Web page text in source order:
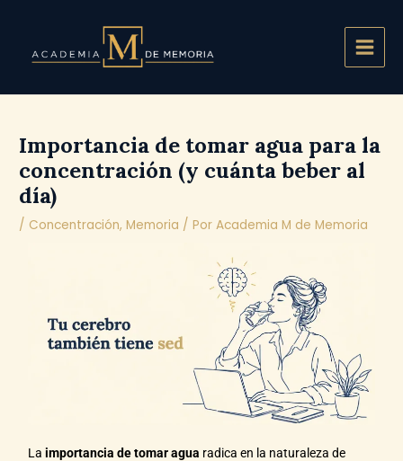
contenido
Importancia de tomar agua para la
concentración (y cuánta beber al
día)
/ Concentración,Memoria / PorAcademia M de Memoria
Laimportancia de tomar agua radica en la naturaleza de